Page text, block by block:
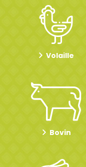
Volaille
Bovin